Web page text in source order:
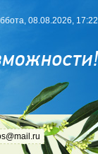
08.08.2026, 17:22